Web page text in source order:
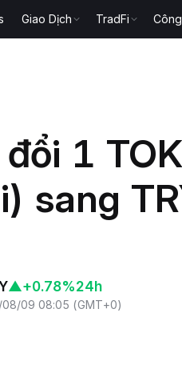
Giao Dịch TradFi
1
sang
▲+0.78%24h
09 08:05 (GMT+0)